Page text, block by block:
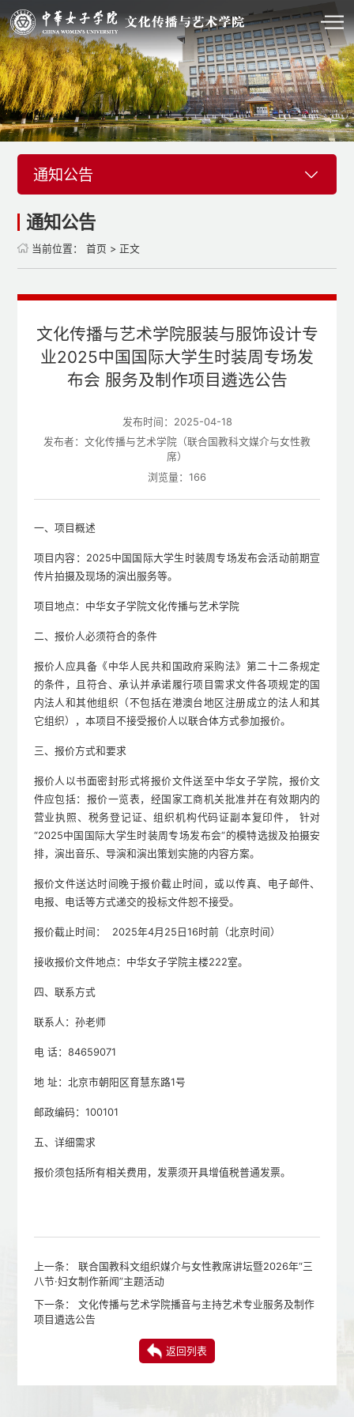
通知公告
通知公告
当前位置： 首页 > 正文
文化传播与艺术学院服装与服饰设计专
业2025中国国际大学生时装周专场发
布会 服务及制作项目遴选公告
发布时间：2025-04-18
发布者：文化传播与艺术学院（联合国教科文媒介与女性教
席）
浏览量： 166
一、项目概述
项目内容：2025中国国际大学生时装周专场发布会活动前期宣
传片拍摄及现场的演出服务等。
项目地点：中华女子学院文化传播与艺术学院
二、报价人必须符合的条件
报价人应具备《中华人民共和国政府采购法》第二十二条规定
的条件，且符合、承认并承诺履行项目需求文件各项规定的国
内法人和其他组织（不包括在港澳台地区注册成立的法人和其
它组织），本项目不接受报价人以联合体方式参加报价。
三、报价方式和要求
报价人以书面密封形式将报价文件送至中华女子学院，报价文
件应包括：报价一览表，经国家工商机关批准并在有效期内的
营业执照、税务登记证、组织机构代码证副本复印件， 针对
“2025中国国际大学生时装周专场发布会“的模特选拔及拍摄安
排，演出音乐、导演和演出策划实施的内容方案。
报价文件送达时间晚于报价截止时间，或以传真、电子邮件、
电报、电话等方式递交的投标文件恕不接受。
报价截止时间： 2025年4月25日16时前（北京时间）
接收报价文件地点：中华女子学院主楼222室。
四、联系方式
联系人：孙老师
电 话：84659071
地 址：北京市朝阳区育慧东路1号
邮政编码：100101
五、详细需求
报价须包括所有相关费用，发票须开具增值税普通发票。
上一条： 联合国教科文组织媒介与女性教席讲坛暨2026年“三
八节·妇女制作新闻”主题活动
下一条： 文化传播与艺术学院播音与主持艺术专业服务及制作
项目遴选公告
返回列表